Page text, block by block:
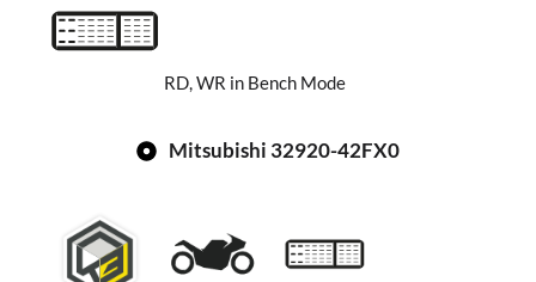
RD, WR in Bench Mode
Mitsubishi 32920-42FX0